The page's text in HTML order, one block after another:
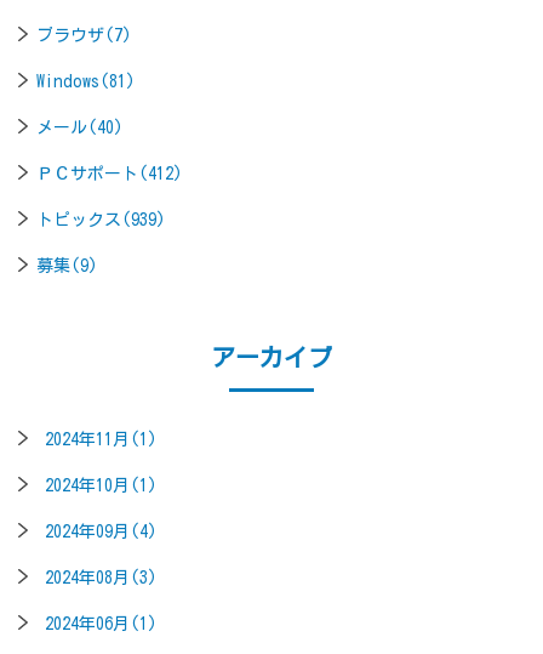
ブラウザ(7)
Windows(81)
メール(40)
ＰＣサポート(412)
トピックス(939)
募集(9)
アーカイブ
2024年11月(1)
2024年10月(1)
2024年09月(4)
2024年08月(3)
2024年06月(1)